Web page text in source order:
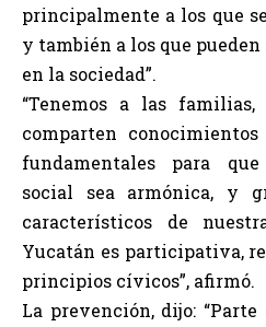
principalmente a los que
y también a los que
en la sociedad”.
“Tenemos a las
comparten
fundamentales para
social sea armónica, y
característicos de
Yucatán es participativa,
principios cívicos”, afirmó.
La prevención, dijo: